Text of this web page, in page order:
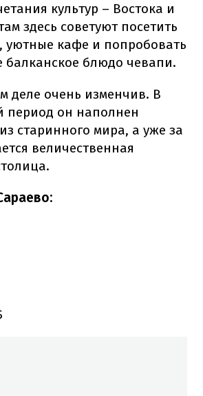
культур – Востока и
здесь советуют посетить
уютные кафе и попробовать
балканское блюдо чевапи.
деле очень изменчив. В
период он наполнен
старинного мира, а уже за
величественная